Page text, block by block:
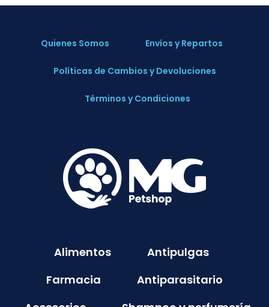
Quienes Somos Envíos y Repartos
Políticas de Cambios y Devoluciones
Términos y Condiciones
Alimentos
Antipulgas
Farmacia
Antiparasitario